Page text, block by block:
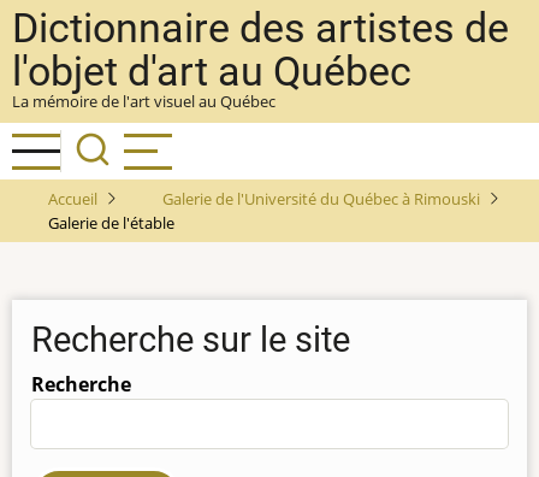
Aller
au
contenu
principal
Dictionnaire des artistes de
l'objet d'art au Québec
La mémoire de l'art visuel au Québec
Accueil
Galerie de l'Université du Québec à Rimouski
Galerie de l'étable
Recherche sur le site
Recherche